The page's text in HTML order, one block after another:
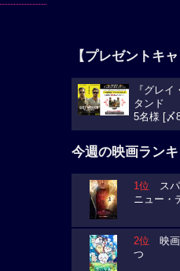
【プレゼントキ
『グレ
タンド
5名様 [〆
今週の映画ラン
1位 スパ
ニュー・
2位 映画
つ